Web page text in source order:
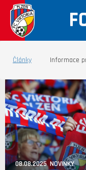
Články Informace
08.08.2025 NOVINKY